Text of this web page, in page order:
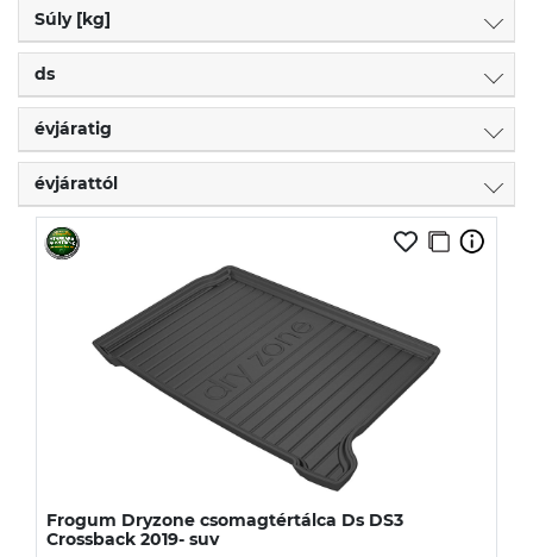
Súly [kg]
ds
évjáratig
évjárattól
Frogum Dryzone csomagtértálca Ds DS3
Crossback 2019- suv